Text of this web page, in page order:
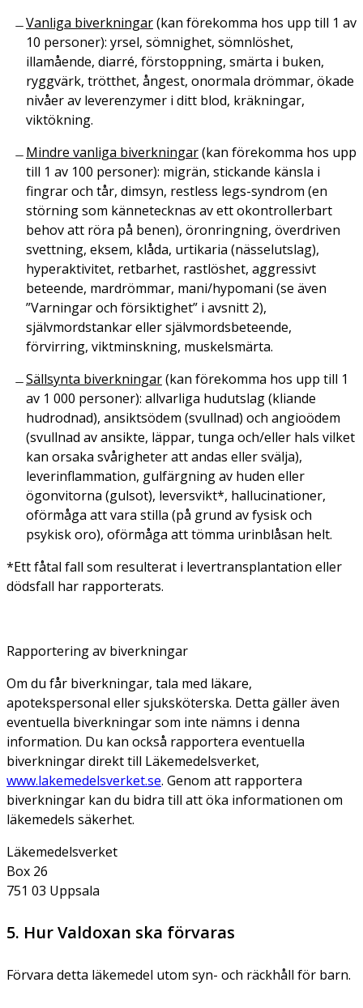
Vanliga biverkningar(kan förekomma hos upp till 1 av
10 personer): yrsel, sömnighet, sömnlöshet,
illamående, diarré, förstoppning, smärta i buken,
ryggvärk, trötthet, ångest, onormala drömmar, ökade
nivåer av leverenzymer i ditt blod, kräkningar,
viktökning.
Mindre vanliga biverkningar(kan förekomma hos upp
till 1 av 100 personer): migrän, stickande känsla i
fingrar och tår, dimsyn, restless legs-syndrom (en
störning som kännetecknas av ett okontrollerbart
behov att röra på benen), öronringning, överdriven
svettning, eksem, klåda, urtikaria (nässelutslag),
hyperaktivitet, retbarhet, rastlöshet, aggressivt
beteende, mardrömmar, mani/hypomani (se även
”Varningar och försiktighet” i avsnitt 2),
självmordstankar eller självmordsbeteende,
förvirring, viktminskning, muskelsmärta.
Sällsynta biverkningar(kan förekomma hos upp till 1
av 1 000 personer): allvarliga hudutslag (kliande
hudrodnad), ansiktsödem (svullnad) och angioödem
(svullnad av ansikte, läppar, tunga och/eller hals vilket
kan orsaka svårigheter att andas eller svälja),
leverinflammation, gulfärgning av huden eller
ögonvitorna (gulsot), leversvikt*, hallucinationer,
oförmåga att vara stilla (på grund av fysisk och
psykisk oro), oförmåga att tömma urinblåsan helt.
*Ett fåtal fall som resulterat i levertransplantation eller
dödsfall har rapporterats.
Rapportering av biverkningar
Om du får biverkningar, tala med läkare,
apotekspersonal eller sjuksköterska. Detta gäller även
eventuella biverkningar som inte nämns i denna
information. Du kan också rapportera eventuella
biverkningar direkt till Läkemedelsverket,
www.lakemedelsverket.se. Genom att rapportera
biverkningar kan du bidra till att öka informationen om
läkemedels säkerhet.
Läkemedelsverket
Box 26
751 03 Uppsala
5. Hur Valdoxan ska förvaras
Förvara detta läkemedel utom syn- och räckhåll för barn.